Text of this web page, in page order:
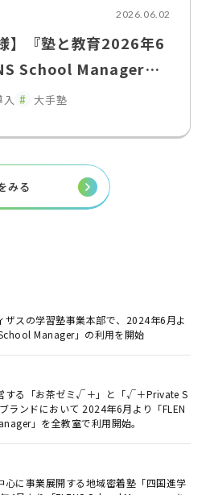
2026.06.02
】『塾と教育2026年6
School Managerに
入退室連絡の遅延を解
入 大手塾
みる
ザスの学習塾事業本部で、2024年6月よ
Manager」の利用を開始
する「お茶ゼミ√＋」と「√＋Private S
ランドにおいて 2024年6月より「FLEN
」を全教室で利用開始。
心に事業展開する地域密着塾「四国進学